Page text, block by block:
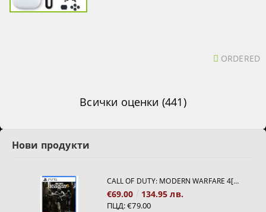
ORDERED
Всички оценки (441)
Нови продукти
CALL OF DUTY: MODERN WARFARE 4[PS5]
€69.00 134.95 лв.
ПЦД:€79.00